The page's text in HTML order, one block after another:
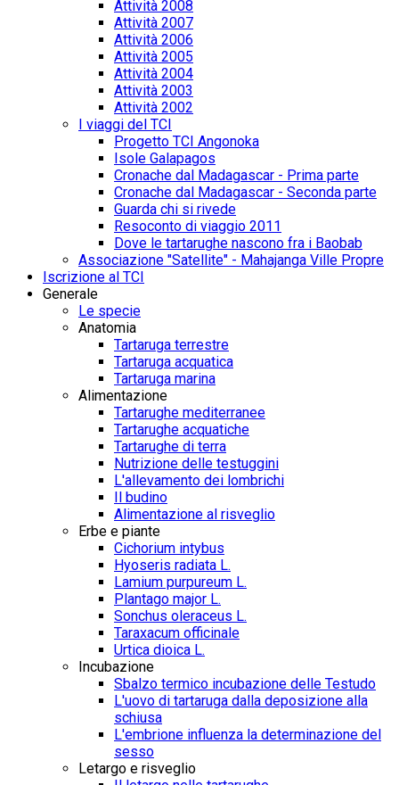
Attività 2008
Attività 2007
Attività 2006
Attività 2005
Attività 2004
Attività 2003
Attività 2002
I viaggi del TCI
Progetto TCI Angonoka
Isole Galapagos
Cronache dal Madagascar - Prima parte
Cronache dal Madagascar - Seconda parte
Guarda chi si rivede
Resoconto di viaggio 2011
Dove le tartarughe nascono fra i Baobab
Associazione "Satellite" - Mahajanga Ville Propre
Iscrizione al TCI
Generale
Le specie
Anatomia
Tartaruga terrestre
Tartaruga acquatica
Tartaruga marina
Alimentazione
Tartarughe mediterranee
Tartarughe acquatiche
Tartarughe di terra
Nutrizione delle testuggini
L'allevamento dei lombrichi
Il budino
Alimentazione al risveglio
Erbe e piante
Cichorium intybus
Hyoseris radiata L.
Lamium purpureum L.
Plantago major L.
Sonchus oleraceus L.
Taraxacum officinale
Urtica dioica L.
Incubazione
Sbalzo termico incubazione delle Testudo
L'uovo di tartaruga dalla deposizione alla
schiusa
L'embrione influenza la determinazione del
sesso
Letargo e risveglio